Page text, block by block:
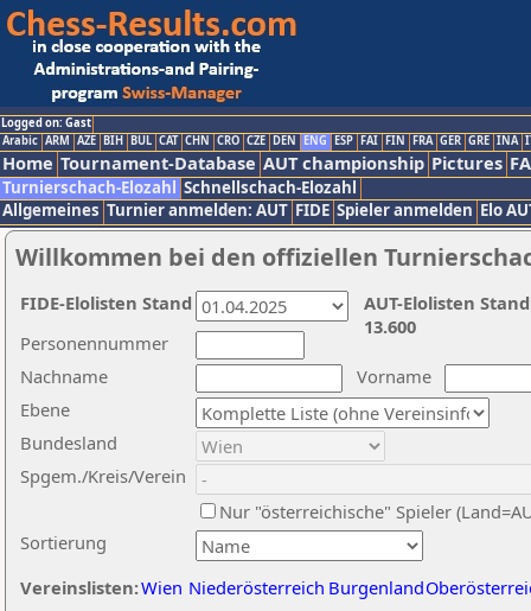
Logged on: Gast
Arabic ARM AZE BIH BUL CAT CHN CRO CZE DEN ENG ESP FAI FIN FRA GER GRE INA
Home Tournament-Database AUT championship Pictures
Turnierschach-Elozahl Schnellschach-Elozahl
Allgemeines Turnier anmelden: AUT FIDE Spieler anmelden Elo
Willkommen bei den offiziellen
Nachname
Vorname
Ebene
Sortierung
Personennummer
Bundesland
Spgem./Kreis/Verein
Nur "österreichische" Spieler
Vereinslisten:Wien Niederösterreich Burgenland
AUT-Elolisten
13.600
FIDE-Elolisten Stand